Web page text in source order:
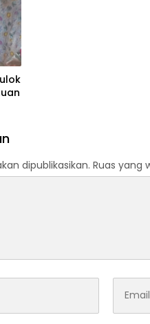
dipublikasikan. Ruas yang